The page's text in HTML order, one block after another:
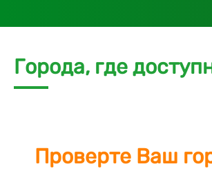
Города, где
Проверте Ваш